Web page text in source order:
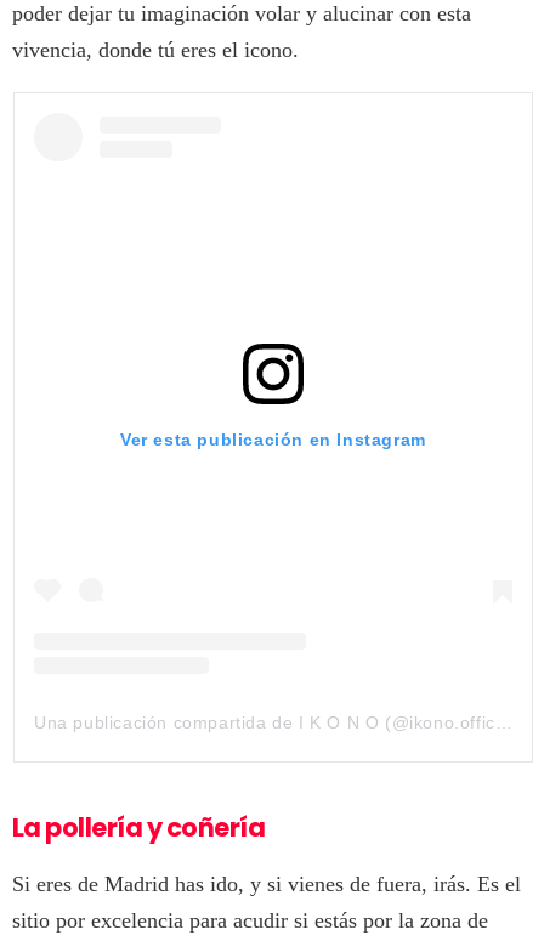
poder dejar tu imaginación volar y alucinar con esta
vivencia, donde tú eres el icono.
Ver esta publicación en Instagram
La polleríay coñería
Si eres de Madrid has ido, y si vienes de fuera, irás. Es el
sitio por excelencia para acudir si estás por la zona de